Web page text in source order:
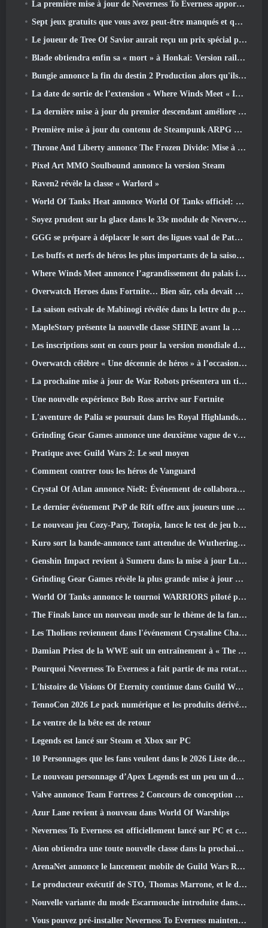
La première mise à jour de Neverness To Everness apporte beaucoup à la table
Sept jeux gratuits que vous avez peut-être manqués et qui font partie du Steam Ocean Fest
Le joueur de Tree Of Savior aurait reçu un prix spécial pour avoir dépensé 100 000 $ dans le jeu
Blade obtiendra enfin sa « mort » à Honkai: Version rail étoile 4.3
Bungie annonce la fin du destin 2 Production alors qu'ils se préparent à travailler sur de nouveaux projets
La date de sortie de l’extension « Where Winds Meet « Imperial Palace » est annoncée
La dernière mise à jour du premier descendant améliore la boucle agricole et met à jour le mode Assaut
Première mise à jour du contenu de Steampunk ARPG Crystalfall pour répondre aux « préoccupations des joueurs clés »
Throne And Liberty annonce The Frozen Divide: Mise à jour Nix
Pixel Art MMO Soulbound annonce la version Steam
Raven2 révèle la classe « Warlord »
World Of Tanks Heat annonce World Of Tanks officiel: Date de lancement de CHALEUR
Soyez prudent sur la glace dans le 33e module de Neverwinter, Froid mordant
GGG se prépare à déplacer le sort des ligues vaal de Path Of Exile 2 avant le lancement du retour des anciens
Les buffs et nerfs de héros les plus importants de la saison 8
Where Winds Meet annonce l’agrandissement du palais impérial et partage une feuille de route de contenu « massive »
Overwatch Heroes dans Fortnite… Bien sûr, cela devait arriver
La saison estivale de Mabinogi révélée dans la lettre du producteur
MapleStory présente la nouvelle classe SHINE avant la mise à jour de juin
Les inscriptions sont en cours pour la version mondiale du « test prologue » Limit Zero Breakers de NCSoft
Overwatch célèbre « Une décennie de héros » à l’occasion de son 10e anniversaire
La prochaine mise à jour de War Robots présentera un tireur d'élite inspiré de Lovecraftian
Une nouvelle expérience Bob Ross arrive sur Fortnite
L'aventure de Palia se poursuit dans les Royal Highlands avec la mise à jour d'aujourd'hui
Grinding Gear Games annonce une deuxième vague de ventes de billets pour l'ExileCon
Pratique avec Guild Wars 2: Le seul moyen
Comment contrer tous les héros de Vanguard
Crystal Of Atlan annonce NieR: Événement de collaboration sur les automates
Le dernier événement PvP de Rift offre aux joueurs une chance de gagner jusqu'à 4000 Crédits et un nouveau titre
Le nouveau jeu Cozy-Pary, Totopia, lance le test de jeu bêta fermé
Kuro sort la bande-annonce tant attendue de Wuthering Waves Cyberpunk: Crossover Edgerunners
Genshin Impact revient à Sumeru dans la mise à jour Luna VII
Grinding Gear Games révèle la plus grande mise à jour de Path Of Exile II à ce jour, Le retour des anciens
World Of Tanks annonce le tournoi WARRIORS piloté par la communauté
The Finals lance un nouveau mode sur le thème de la fantasy médiévale « Dragon's Claim »
Les Tholiens reviennent dans l'événement Crystaline Chaos de Star Trek Online
Damian Priest de la WWE suit un entraînement à « The Loot Camp » dans la bande-annonce Live Action Burst Fest de Delta Force
Pourquoi Neverness To Everness a fait partie de ma rotation, Pour l'instant
L'histoire de Visions Of Eternity continue dans Guild Wars 2 La semaine prochaine
TennoCon 2026 Le pack numérique et les produits dérivés sont désormais disponibles à l'achat
Le ventre de la bête est de retour
Legends est lancé sur Steam et Xbox sur PC
10 Personnages que les fans veulent dans le 2026 Liste des rivaux Marvel les plus nombreux et quelle est la probabilité qu'ils se produisent
Le nouveau personnage d’Apex Legends est un peu un démon de la vitesse
Valve annonce Team Fortress 2 Concours de conception du trophée ÜBERFEST
Azur Lane revient à nouveau dans World Of Warships
Neverness To Everness est officiellement lancé sur PC et consoles
Aion obtiendra une toute nouvelle classe dans la prochaine mise à jour de Dread Blade
ArenaNet annonce le lancement mobile de Guild Wars Reforged
Le producteur exécutif de STO, Thomas Marrone, et le directeur créatif de Neverwinter, Randy Mosiondz, discutent des jeux et de l'avenir de Cryptic.
Nouvelle variante du mode Escarmouche introduite dans le dernier acte de Valorant
Vous pouvez pré-installer Neverness To Everness maintenant